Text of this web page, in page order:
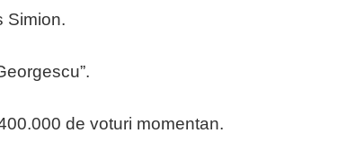
Simion.
de voturi momentan.